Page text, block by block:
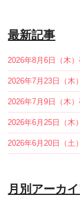
最新記事
2026年8月6日（木
2026年7月23日（木
2026年7月9日（木
2026年6月25日（木
2026年6月20日（
月別アーカ